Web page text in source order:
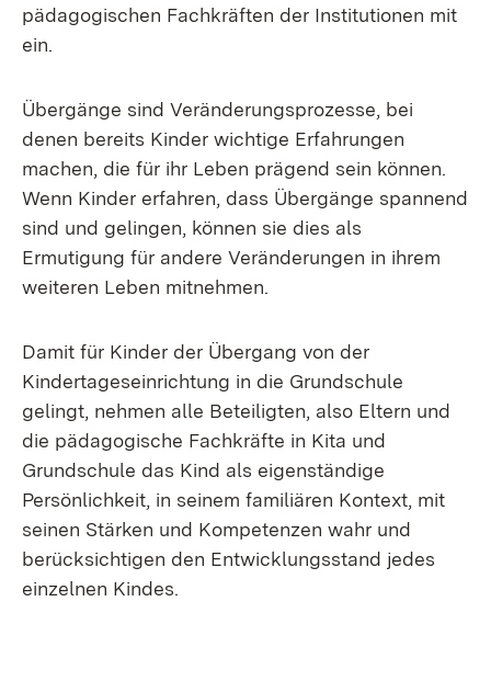
pädagogischen Fachkräften der Institutionen mit
ein.
Übergänge sind Veränderungsprozesse, bei
denen bereits Kinder wichtige Erfahrungen
machen, die für ihr Leben prägend sein können.
Wenn Kinder erfahren, dass Übergänge spannend
sind und gelingen, können sie dies als
Ermutigung für andere Veränderungen in ihrem
weiteren Leben mitnehmen.
Damit für Kinder der Übergang von der
Kindertageseinrichtung in die Grundschule
gelingt, nehmen alle Beteiligten, also Eltern und
die pädagogische Fachkräfte in Kita und
Grundschule das Kind als eigenständige
Persönlichkeit, in seinem familiären Kontext, mit
seinen Stärken und Kompetenzen wahr und
berücksichtigen den Entwicklungsstand jedes
einzelnen Kindes.